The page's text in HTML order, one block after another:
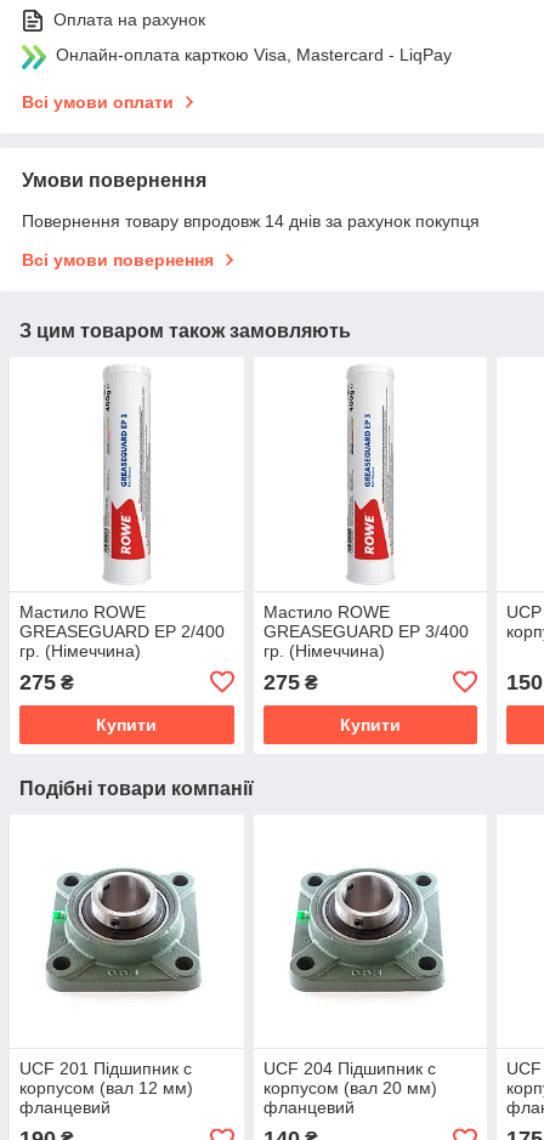
Оплата на рахунок
Онлайн-оплата карткою Visa, Mastercard - LiqPay
Всі умови оплати
Умови повернення
Повернення товару впродовж 14 днів за рахунок покупця
Всі умови повернення
З цим товаром також замовляють
Мастило ROWE
GREASEGUARD EP 2/400
гр. (Німеччина)
275 ₴
Купити
Мастило ROWE
GREASEGUARD EP 3/400
гр. (Німеччина)
275₴
Купити
150
Подібні товари компанії
UCF 201 Підшипник c
корпусом (вал 12 мм)
фланцевий
UCF 204 Підшипник c
корпусом (вал 20 мм)
фланцевий